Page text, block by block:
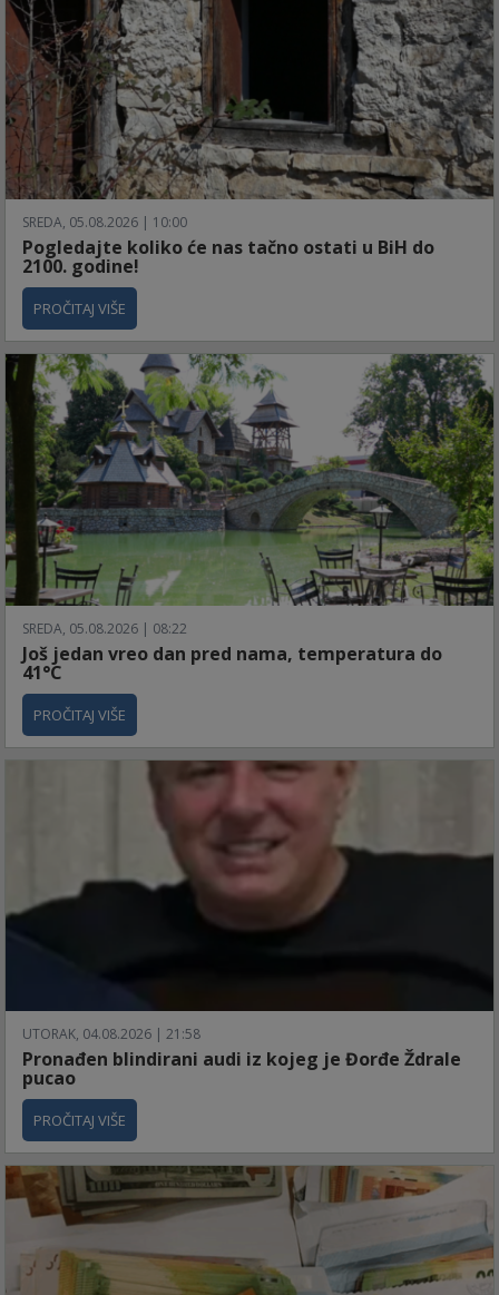
SREDA, 05.08.2026 | 10:00
Pogledajte koliko će nas tačno ostati u BiH do
2100. godine!
PROČITAJ VIŠE
SREDA, 05.08.2026 | 08:22
Još jedan vreo dan pred nama, temperatura do
41°C
PROČITAJ VIŠE
UTORAK, 04.08.2026 | 21:58
Pronađen blindirani audi iz kojeg je Đorđe Ždrale
pucao
PROČITAJ VIŠE